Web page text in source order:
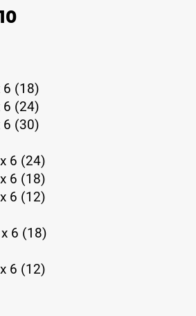
6 (18)
6 (24)
6 (30)
6 (24)
6 (18)
6 (12)
6 (18)
6 (12)